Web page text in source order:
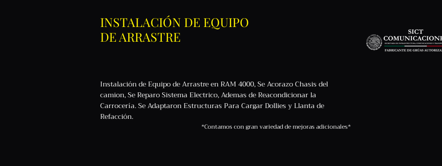
INSTALACIÓN DE EQUIPO
DE ARRASTRE
Instalación de Equipo de Arrastre en RAM 4000, Se Acorazo Chasis del
camion, Se Reparo Sistema Electrico, Ademas de Reacondicionar la
Carrocería. Se Adaptaron Estructuras Para Cargar Dollies y Llanta de
Refacción.
*Contamos con gran variedad de mejoras adicionales*